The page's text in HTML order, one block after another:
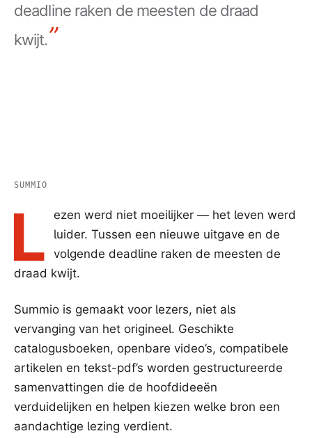
compatibele openbare artikelen en tekst-
pdf’s. Summio maakt een gestructureerde
SUMMIO
L
ezen werd niet moeilijker — het leven werd
luider. Tussen een nieuwe uitgave en de
volgende deadline raken de meesten de
draad kwijt.
Summio is gemaakt voor lezers, niet als
vervanging van het origineel. Geschikte
catalogusboeken, openbare video’s, compatibele
artikelen en tekst-pdf’s worden gestructureerde
samenvattingen die de hoofdideeën
verduidelijken en helpen kiezen welke bron een
aandachtige lezing verdient.